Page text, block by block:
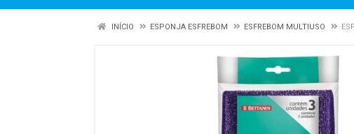
INÍCIO ESPONJA ESFREBOM ESFREBOM MULTIUSO